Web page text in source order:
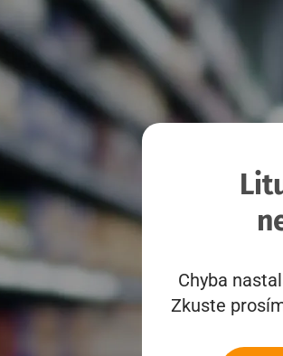
Chyba
Zkuste